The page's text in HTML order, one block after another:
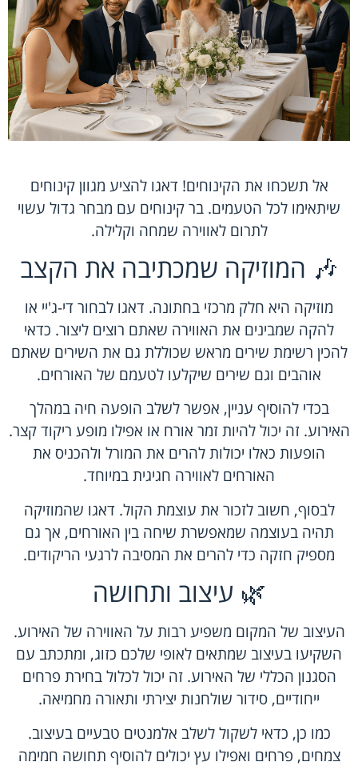
אל תשכחו את הקינוחים! דאגו להציע מגוון קינוחים
שיתאימו לכל הטעמים. בר קינוחים עם מבחר גדול עשוי
לתרום לאווירה שמחה וקלילה.
🎶 המוזיקה שמכתיבה את הקצב
מוזיקה היא חלק מרכזי בחתונה. דאגו לבחור די-ג'יי או
להקה שמבינים את האווירה שאתם רוצים ליצור. כדאי
להכין רשימת שירים מראש שכוללת גם את השירים שאתם
אוהבים וגם שירים שיקלעו לטעמם של האורחים.
בכדי להוסיף עניין, אפשר לשלב הופעה חיה במהלך
האירוע. זה יכול להיות זמר אורח או אפילו מופע ריקוד קצר.
הופעות כאלו יכולות להרים את המורל ולהכניס את
האורחים לאווירה חגיגית במיוחד.
לבסוף, חשוב לזכור את עוצמת הקול. דאגו שהמוזיקה
תהיה בעוצמה שמאפשרת שיחה בין האורחים, אך גם
מספיק חזקה כדי להרים את המסיבה לרגעי הריקודים.
🌿 עיצוב ותחושה
העיצוב של המקום משפיע רבות על האווירה של האירוע.
השקיעו בעיצוב שמתאים לאופי שלכם כזוג, ומתכתב עם
הסגנון הכללי של האירוע. זה יכול לכלול בחירת פרחים
ייחודיים, סידור שולחנות יצירתי ותאורה מחמיאה.
כמו כן, כדאי לשקול לשלב אלמנטים טבעיים בעיצוב.
צמחים, פרחים ואפילו עץ יכולים להוסיף תחושה חמימה